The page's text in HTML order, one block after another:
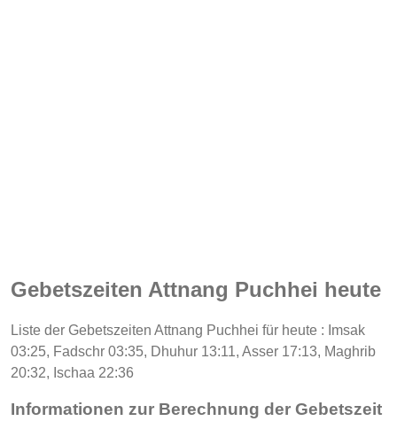
Gebetszeiten Attnang Puchhei heute
Liste der Gebetszeiten Attnang Puchhei für heute : Imsak
03:25, Fadschr 03:35, Dhuhur 13:11, Asser 17:13, Maghrib
20:32, Ischaa 22:36
Informationen zur Berechnung der Gebetszeit